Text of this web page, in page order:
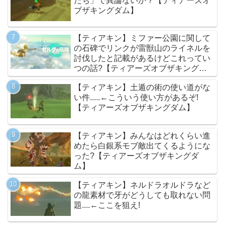
ブザキングダム】
【ティアキン】ミファー公園に関して
の石碑でリンクが雷獣山のライネルを
討伐したと記載があるけどこれってい
つの話?【ティアーズオブザキングダ
ム】
【ティアキン】土遁の術の使い道がな
い件.....←こういう使い方があるぞ!
【ティアーズオブザキングダム】
【ティアキン】みんなはどれくらい進
めたら白銀系モブ敵出てくるようにな
った?【ティアーズオブザキングダ
ム】
【ティアキン】ネルドラオルドラなど
の龍素材で牙がどうしても取れない問
題....←ここを狙え!